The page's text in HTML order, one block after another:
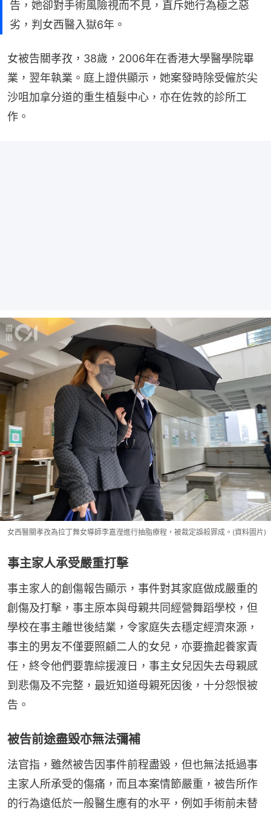
告，她卻對手術風險視而不見，直斥她行為極之惡
劣，判女西醫入獄6年。
女被告關孝孜，38歲，2006年在香港大學醫學院畢
業，翌年執業。庭上證供顯示，她案發時除受僱於尖
沙咀加拿分道的重生植髮中心，亦在佐敦的診所工
作。
女西醫關孝孜為拉丁舞女導師李嘉瀅進行抽脂療程，被裁定誤殺罪成。(資料圖片)
事主家人承受嚴重打擊
事主家人的創傷報告顯示，事件對其家庭做成嚴重的
創傷及打擊，事主原本與母親共同經營舞蹈學校，但
學校在事主離世後結業，令家庭失去穩定經濟來源，
事主的男友不僅要照顧二人的女兒，亦要擔起養家責
任，終令他們要靠綜援渡日，事主女兒因失去母親感
到悲傷及不完整，最近知道母親死因後，十分怨恨被
告。
被告前途盡毀亦無法彌補
法官指，雖然被告因事件前程盡毀，但也無法抵過事
主家人所承受的傷痛，而且本案情節嚴重，被告所作
的行為遠低於一般醫生應有的水平，例如手術前未替